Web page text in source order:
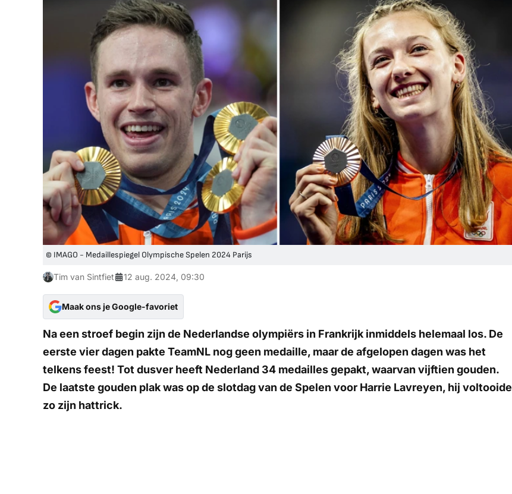
© IMAGO - Medaillespiegel Olympische Spelen 2024 Parijs
Tim van Sintfiet 12 aug. 2024, 09:30
Maak ons je Google-favoriet
Na een stroef begin zijn de Nederlandse olympiërs in Frankrijk inmiddels helemaal los. De
eerste vier dagen pakte TeamNL nog geen medaille, maar de afgelopen dagen was het
telkens feest! Tot dusver heeft Nederland 34 medailles gepakt, waarvan vijftien gouden.
De laatste gouden plak was op de slotdag van de Spelen voor Harrie Lavreyen, hij voltooide
zo zijn hattrick.